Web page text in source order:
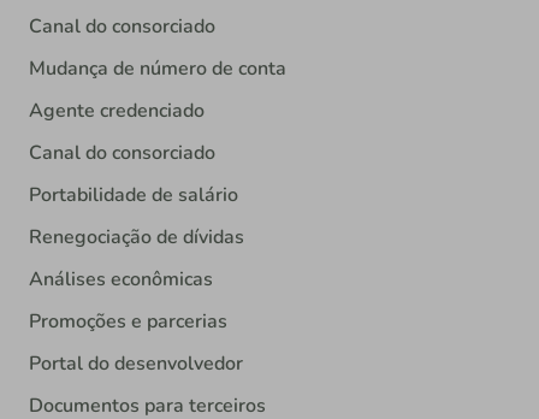
Canal do consorciado
Mudança de número de conta
Agente credenciado
Canal do consorciado
Portabilidade de salário
Renegociação de dívidas
Análises econômicas
Promoções e parcerias
Portal do desenvolvedor
Documentos para terceiros